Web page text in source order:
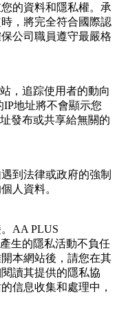
的資料和隱私權。承
，將完全符合國際認
公司職員遵守最嚴格
，追踪使用者的動向
地址將不會顯示您
發布或共享給無關的
到法律或政府的強制
人資料。
AA PLUS
生的隱私活動不負任
本網站後，請您在其
讀其提供的隱私協
信息收集和處理中，